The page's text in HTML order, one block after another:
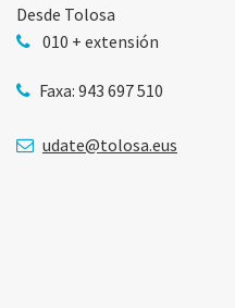
Desde Tolosa
010 + extensión
Faxa: 943 697 510
udate@tolosa.eus